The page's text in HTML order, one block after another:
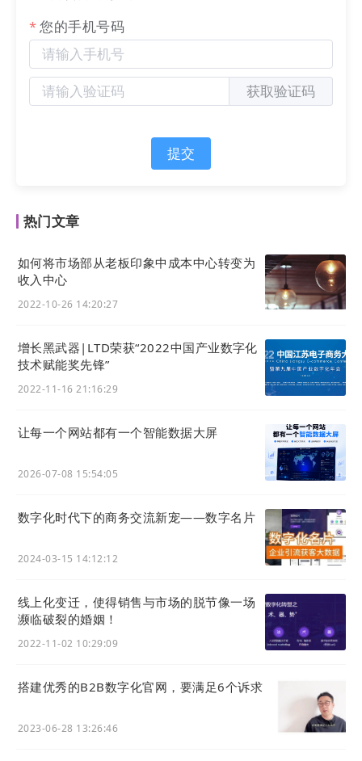
ROI为核心，追求“高转化”
对于B2B企业来说，转化始终是投放的核心目标。
虽然微信在公众号粉丝引流和企微添加等方面表现
优异，但对于收集注册表单或销售线索的目标，抖
也是注册用户更浓的品牌兴趣及偏好度。2024年，
信息流广告已成为B2B企业首选获客手段，但在平
台选择上仍需要仔细考量。单一依靠信息流广告并
《LTD广告投放
服务指南》、《LTD
产品用户白皮书》、
在新的一年里实现业务增长的大跨越。
更多资料请进入
您的手机号码
获取验证码
提交
热门文章
如何将市场部从老板印象中成本中心转变为
收入中心
2022-10-26 14:20:27
增长黑武器|LTD荣获“2022中国产业数字化
技术赋能奖先锋”
2022-11-16 21:16:29
让每一个网站都有一个智能数据大屏
2026-07-08 15:54:05
数字化时代下的商务交流新宠——数字名片
2024-03-15 14:12:12
线上化变迁，使得销售与市场的脱节像一场
濒临破裂的婚姻！
2022-11-02 10:29:09
搭建优秀的B2B数字化官网，要满足6个诉求
2023-06-28 13:26:46